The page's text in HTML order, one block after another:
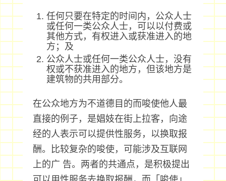
任何只要在特定的时间内，公众人士
或任何一类公众人士，可以以付费或
其他方式，有权进入或获准进入的地
方；及
公众人士或任何一类公众人士，没有
权或不获准进入的地方，但该地方是
建筑物的共用部分。
在公众地方为不道德目的而唆使他人最
直接的例子，是娼妓在街上拉客，向途
经的人表示可以提供性服务，以换取报
酬。比较复杂的唆使，可能涉及互联网
上的广 告。两者的共通点，是积极提出